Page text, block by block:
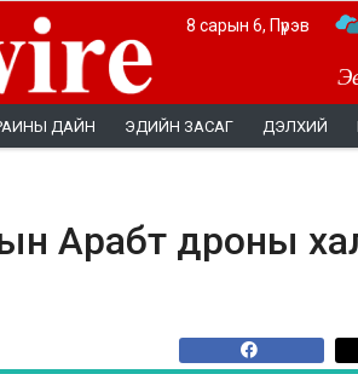
8 сарын 6, Пүрэв
ДАЙН ЭДИЙН ЗАСАГ ДЭЛХИЙ
Арабт дроны